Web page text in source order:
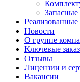
Запасные
Новости
О группе
Ключевые
Отзывы
Лицензии и
Вакансии